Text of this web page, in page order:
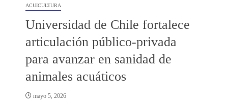
ACUICULTURA
Universidad de Chile fortalece
articulación público-privada
para avanzar en sanidad de
animales acuáticos
mayo 5, 2026